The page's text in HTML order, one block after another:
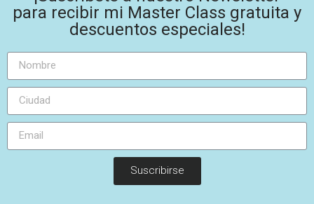
para recibir mi Master Class gratuita y
descuentos especiales!
Suscribirse